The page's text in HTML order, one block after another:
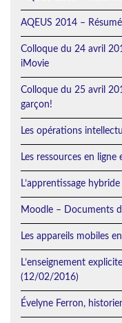
AQEUS 2014 –
Colloque du 24 avril
iMovie
Colloque du 25 avril
garçon!
Les opérations
Les ressources en
L’apprentissage
Moodle – Documents
Les appareils mobiles
L’enseignement
(12/02/2016)
Évelyne Ferron,